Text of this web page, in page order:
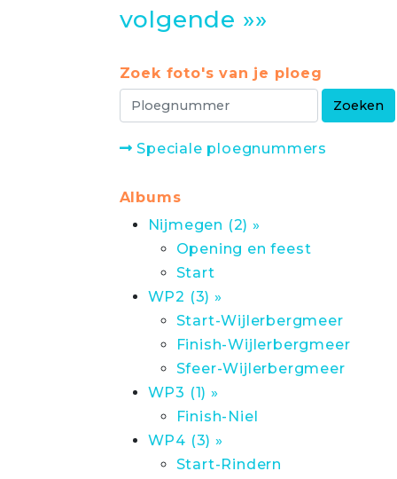
volgende »»
Zoek foto's van je ploeg
Speciale ploegnummers
Albums
Nijmegen (2) »
Opening en feest
Start
WP2 (3) »
Start-Wijlerbergmeer
Finish-Wijlerbergmeer
Sfeer-Wijlerbergmeer
WP3 (1) »
Finish-Niel
WP4 (3) »
Start-Rindern